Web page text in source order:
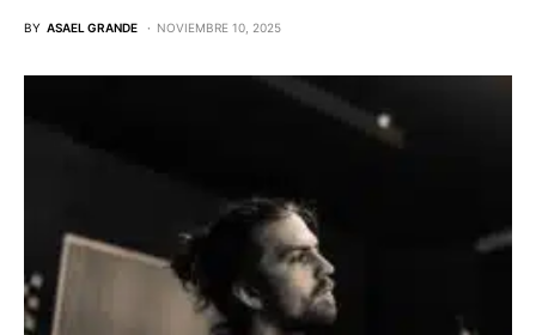
BY ASAEL GRANDE NOVIEMBRE 10, 2025